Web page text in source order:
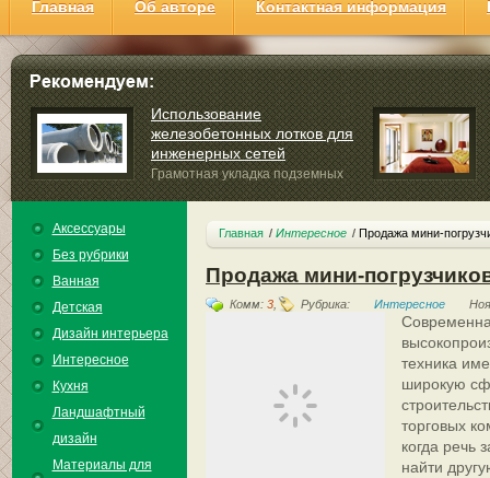
Главная Об авторе Контактная информация
Использование
железобетонных лотков для
инженерных сетей
Грамотная укладка подземных
коммуникаций требует...
Аксессуары
Без рубрики
Ванная
Детская
Дизайн интерьера
Интересное
Кухня
Ландшафтный
дизайн
Материалы для
Главная Интересное Продажа мини-
Продажа мини-
Комм: 3, Рубрика: Интересное
техника
широкую
торговых
когда речь
найти